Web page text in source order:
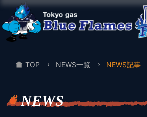
TOP NEWS一覧 NEWS記事
NEWS